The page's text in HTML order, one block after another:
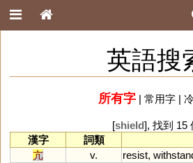
英語搜
所有字| 常用字|
[shield], 找到 15
漢字
詞類
亢
v. resist,